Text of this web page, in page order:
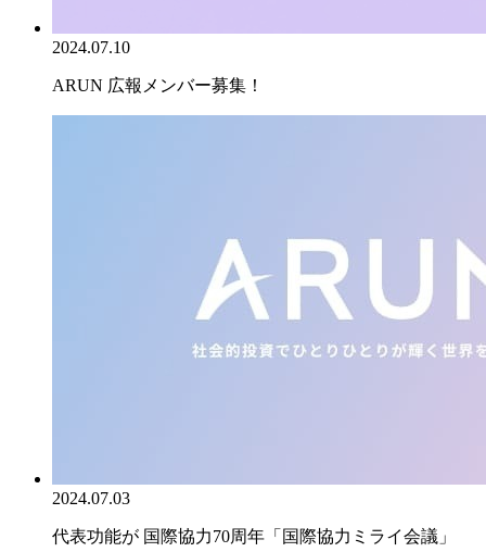
2024.07.10
ARUN 広報メンバー募集！
2024.07.03
代表功能が 国際協力70周年「国際協力ミライ会議」